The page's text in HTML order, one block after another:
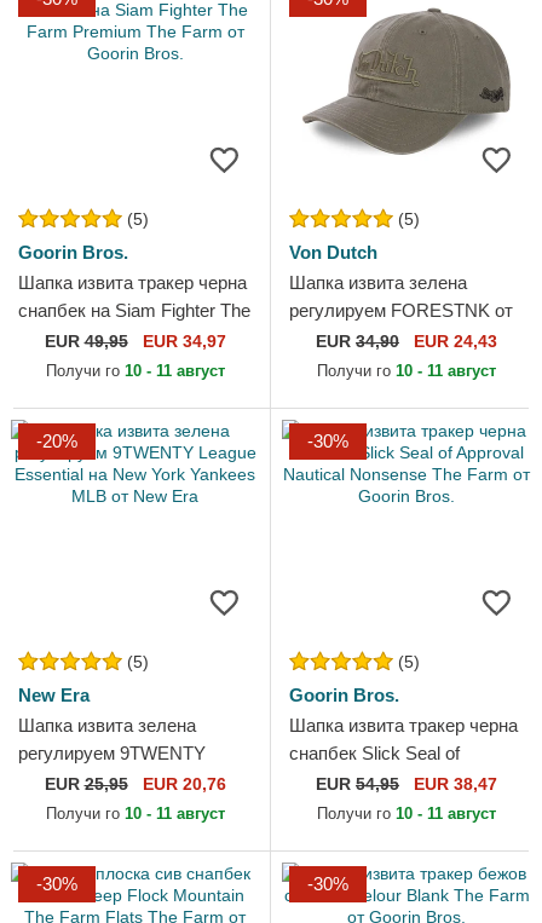
(5)
Goorin Bros.
Шапка извита тракер черна
снапбек на Siam Fighter The
Farm Premium The Farm от
Goorin Bros.
EUR49,95 EUR 34,97
Получи го 10 - 11 август
(5)
Von Dutch
Шапка извита зелена
регулируем FORESTNK от
Von Dutch
EUR 34,90 EUR 24,43
Получи го 10 - 11 август
-20%
(5)
New Era
Шапка извита зелена
регулируем 9TWENTY
League Essential на New
York Yankees MLB от New
EUR25,95 EUR 20,76
Получи го 10 - 11 август
-30%
(5)
Goorin Bros.
Шапка извита тракер черна
снапбек Slick Seal of
Approval Nautical Nonsense
The Farm от Goorin Bros.
EUR 54,95 EUR 38,47
Получи го 10 - 11 август
-30% -30%